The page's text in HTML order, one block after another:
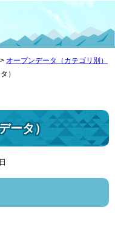
> オープンデータ（カテゴリ別）
）
ータ）